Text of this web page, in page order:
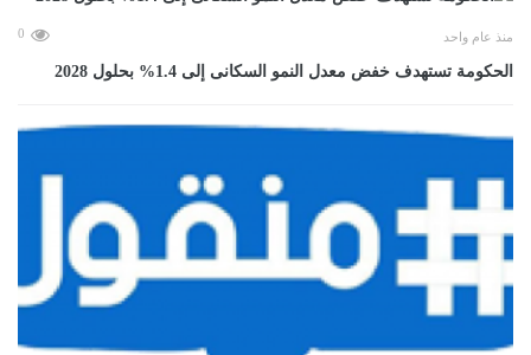
منذ عام واحد 0
الحكومة تستهدف خفض معدل النمو السكانى إلى 1.4% بحلول 2028